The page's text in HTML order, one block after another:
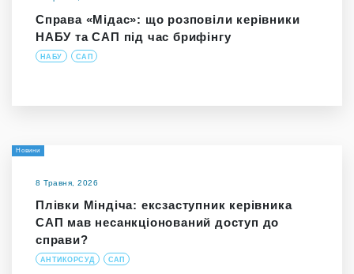
Справа «Мідас»: що розповіли керівники
НАБУ та САП під час брифінгу
НАБУ САП
Новини
8 Травня, 2026
Плівки Міндіча: ексзаступник керівника
САП мав несанкціонований доступ до
справи?
АНТИКОРСУД САП